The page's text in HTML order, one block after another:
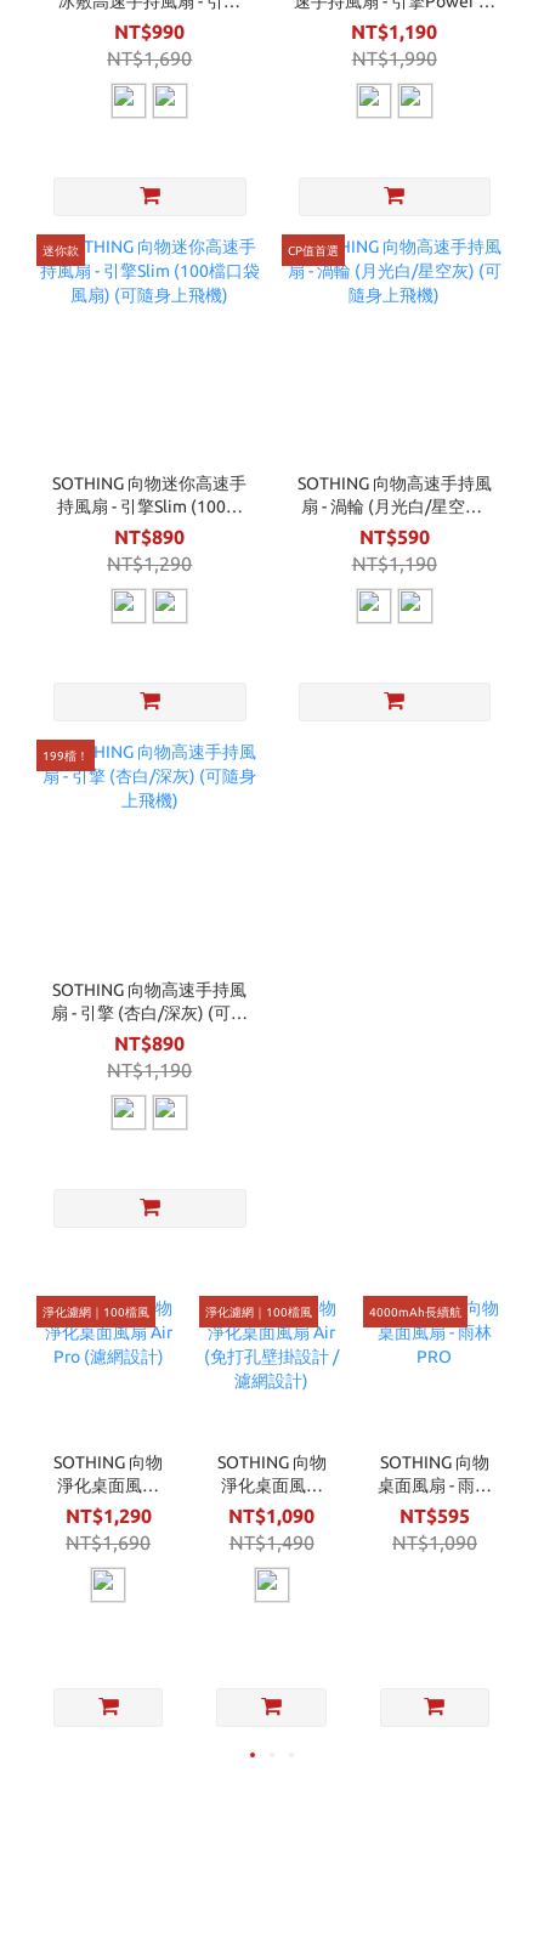
Ice (月光白/星空灰) (可隨
身上飛機)
NT$990
NT$1,690
合一 (月光白/星空灰) (可隨
身上飛機)
NT$1,190
NT$1,990
迷你款
SOTHING 向物迷你高速手
持風扇 - 引擎Slim (100檔
口袋風扇) (可隨身上飛機)
NT$890
NT$1,290
CP值首選
SOTHING 向物高速手持風
扇 - 渦輪 (月光白/星空灰)
(可隨身上飛機)
NT$590
NT$1,190
199檔！
SOTHING 向物高速手持風
扇 - 引擎 (杏白/深灰) (可隨
身上飛機)
NT$890
NT$1,190
淨化濾網｜100檔風
SOTHING 向物
淨化桌面風扇
Air Pro (濾網設
計)
NT$1,290
NT$1,690
淨化濾網｜100檔風
SOTHING 向物
淨化桌面風扇
Air (免打孔壁掛
設計 / 濾網設
計)
NT$1,090
NT$1,490
4000mAh長續航
SOTHING 向物
桌面風扇 - 雨林
PRO
NT$595
NT$1,090